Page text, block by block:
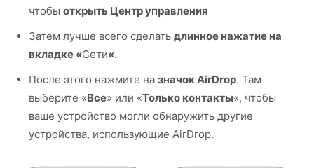
чтобы открыть Центр управления
Затем лучше всего сделать длинное нажатие на
вкладке «Сети«.
После этого нажмите на значок AirDrop. Там
выберите «Все» или «Только контакты«, чтобы
ваше устройство могли обнаружить другие
устройства, использующие AirDrop.